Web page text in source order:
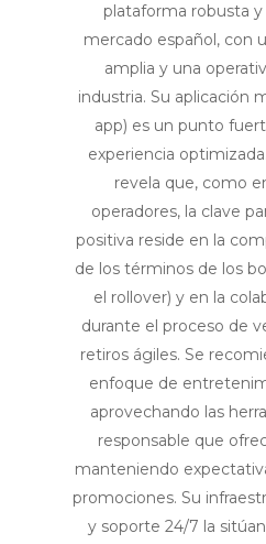
plataforma robusta y
mercado español, con
amplia y una
industria. Su aplicación
app) es un punto
experiencia
revela que, como
operadores, la clave
positiva reside en la
de los términos de los
el rollover) y en la
durante el proceso de
retiros ágiles. Se
enfoque de
aprovechando las
responsable que
manteniendo
promociones. Su
y soporte 24/7 la